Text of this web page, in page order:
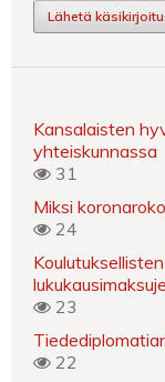
Lähetä
Kansalaisten
yhteiskunnassa
31
Miksi
24
23
22